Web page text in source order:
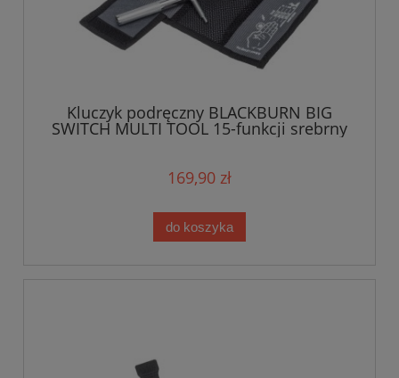
Kluczyk podręczny BLACKBURN BIG
SWITCH MULTI TOOL 15-funkcji srebrny
169,90 zł
do koszyka